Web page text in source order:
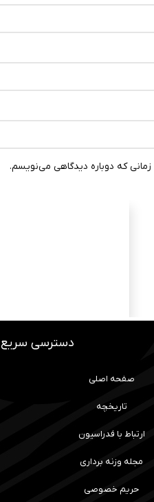
که دوباره دیدگاهی می‌نویسم.
دسترسی سریع
صفحه اصلی
تاریخچه
ارتباط با فدراسیون
مجله وزنه برداری
حریم خصوصی